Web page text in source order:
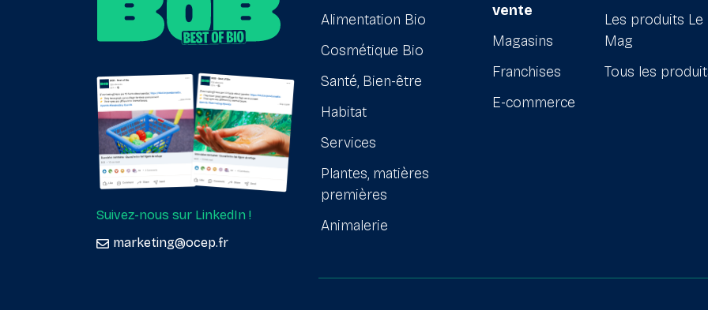
Suivez-nous sur LinkedIn !
marketing@ocep.fr
Alimentation Bio
Cosmétique Bio
Santé, Bien-être
Habitat
Services
Plantes, matières
premières
Animalerie
vente
Magasins
Franchises
E-commerce
Les produits Le
Mag
Tous les